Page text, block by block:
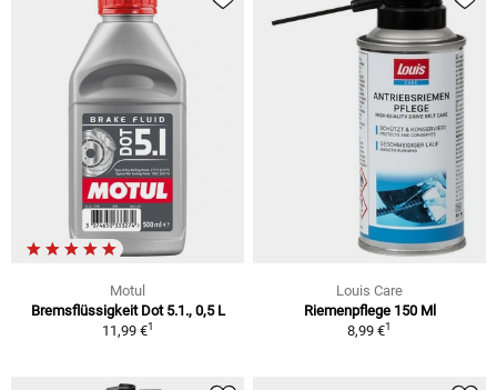
Motul
Bremsflüssigkeit Dot 5.1., 0,5 L
11,99 €1
Louis Care
Riemenpflege 150 Ml
8,99 €1